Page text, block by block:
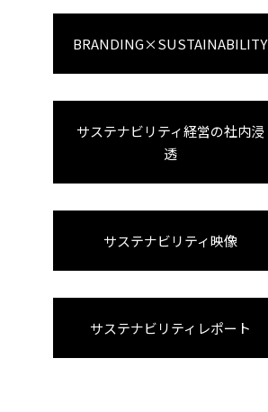
BRANDING×SUSTAINABILITY
サステナビリティ経営の社内浸
透
サステナビリティ映像
サステナビリティレポート